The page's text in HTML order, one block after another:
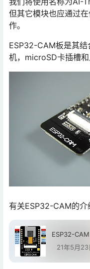
但其它模块也应通过
作。
ESP32-CAM板是其
机，microSD卡插槽和
有关ESP32-CAM的介
ESP32-
21年5月23